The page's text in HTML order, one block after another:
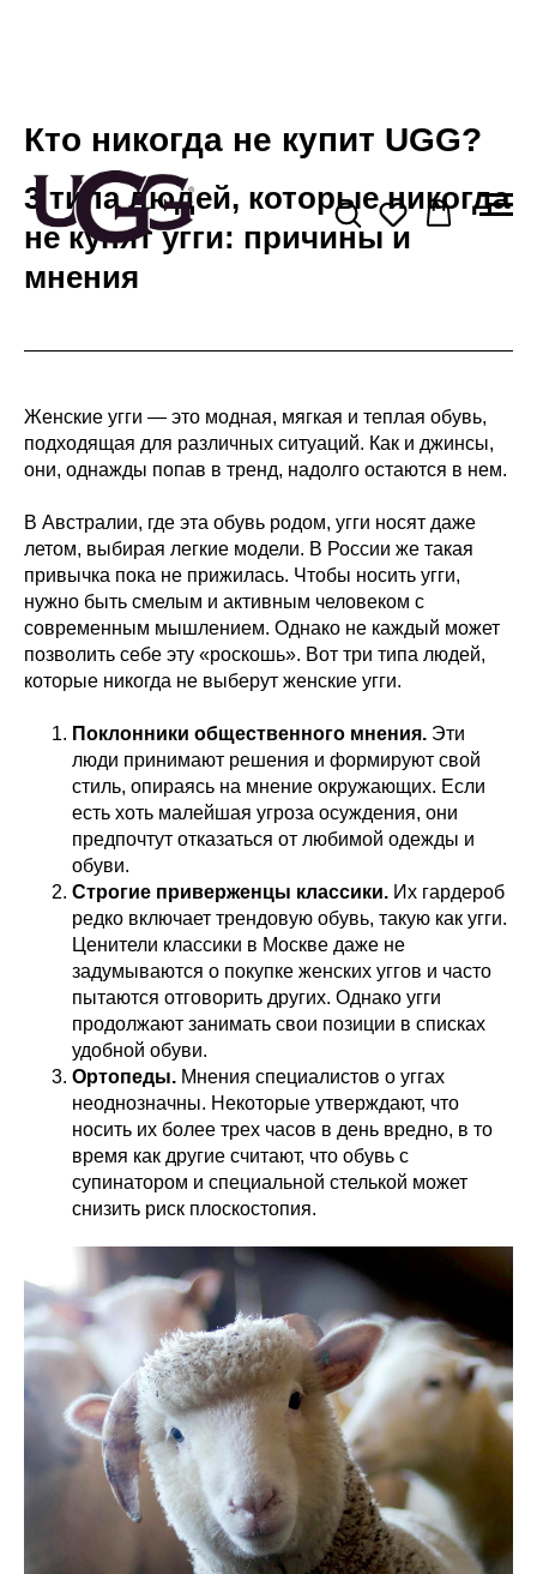
Кто никогда не купит UGG?
3 типа людей, которые никогда
не купят угги: причины и
мнения
Женские угги — это модная, мягкая и теплая обувь,
подходящая для различных ситуаций. Как и джинсы,
они, однажды попав в тренд, надолго остаются в нем.
В Австралии, где эта обувь родом, угги носят даже
летом, выбирая легкие модели. В России же такая
привычка пока не прижилась. Чтобы носить угги,
нужно быть смелым и активным человеком с
современным мышлением. Однако не каждый может
позволить себе эту «роскошь». Вот три типа людей,
которые никогда не выберут женские угги.
Поклонники общественного мнения. Эти
люди принимают решения и формируют свой
стиль, опираясь на мнение окружающих. Если
есть хоть малейшая угроза осуждения, они
предпочтут отказаться от любимой одежды и
обуви.
Строгие приверженцы классики. Их гардероб
редко включает трендовую обувь, такую как угги.
Ценители классики в Москве даже не
задумываются о покупке женских уггов и часто
пытаются отговорить других. Однако угги
продолжают занимать свои позиции в списках
удобной обуви.
Ортопеды. Мнения специалистов о уггах
неоднозначны. Некоторые утверждают, что
носить их более трех часов в день вредно, в то
время как другие считают, что обувь с
супинатором и специальной стелькой может
снизить риск плоскостопия.